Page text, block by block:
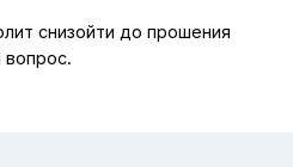
снизойти до прошения